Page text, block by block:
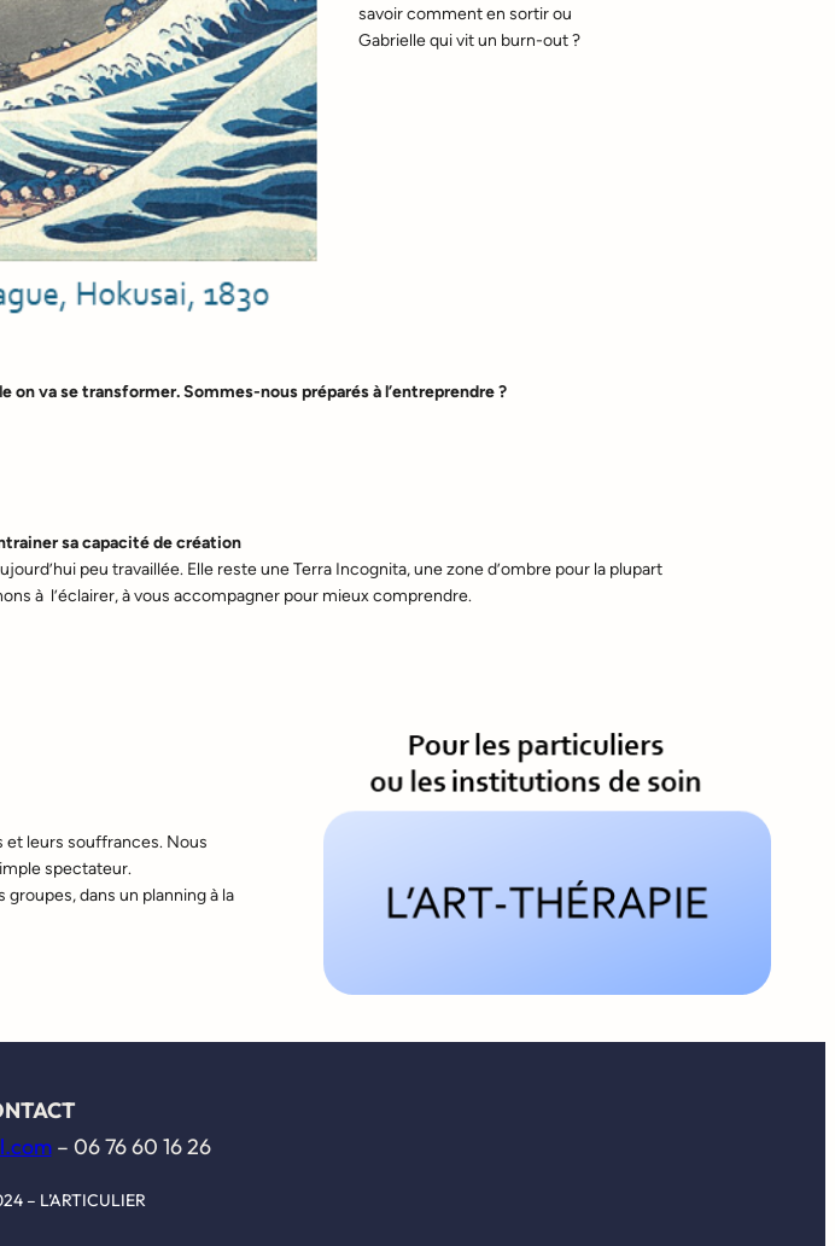
savoir comment en sortir ou
Gabrielle qui vit un burn-out ?
on va se transformer. Sommes-nous préparés à l’entreprendre ?
sa capacitéde création
peu travaillée. Elle reste une Terra Incognita, une zone d’ombre pour la plupart
à l’éclairer, à vous accompagner pour mieux comprendre.
et leurs souffrances. Nous
spectateur.
dans un planning à la
– 06 76 60 16 26
– L’ARTICULIER